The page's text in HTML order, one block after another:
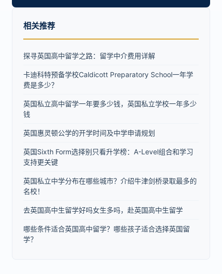
相关推荐
探寻英国高中留学之路：留学中介费用详解
卡迪科特预备学校Caldicott Preparatory School一年学
费是多少？
英国私立高中留学一年要多少钱，英国私立学校一年多少
钱
英国惠灵顿公学的开学时间及中学申请规划
英国Sixth Form选择别只看升学榜：A-Level组合和学习
支持更关键
英国私立中学分布在哪些城市？介绍牛津剑桥录取最多的
名校！
去英国高中生留学好吗女生多吗，赴英国高中生留学
哪些条件适合英国高中留学？哪些孩子适合选择英国留
学？